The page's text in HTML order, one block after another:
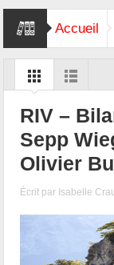
Accueil
RIV –
Sepp
Olivier
Écrit par Isabelle